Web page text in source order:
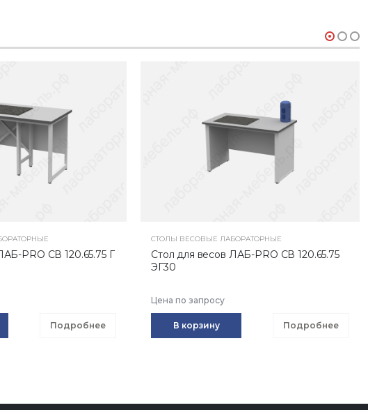
PRO СВ 120.65.75 Г
Подробнее
СТОЛЫ ВЕСОВЫЕ ЛАБОРАТОРНЫЕ
Стол для весов ЛАБ-PRO СВ 120.65.75
ЭГ30
Цена по запросу
В корзину Подробнее